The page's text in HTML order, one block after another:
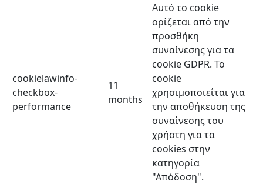
cookielawinfo-
checkbox-
performance
11
months
Αυτό το cookie
ορίζεται από την
προσθήκη
συναίνεσης για τα
cookie GDPR. Το
cookie
χρησιμοποιείται για
την αποθήκευση της
συναίνεσης του
χρήστη για τα
cookies στην
κατηγορία
"Απόδοση".